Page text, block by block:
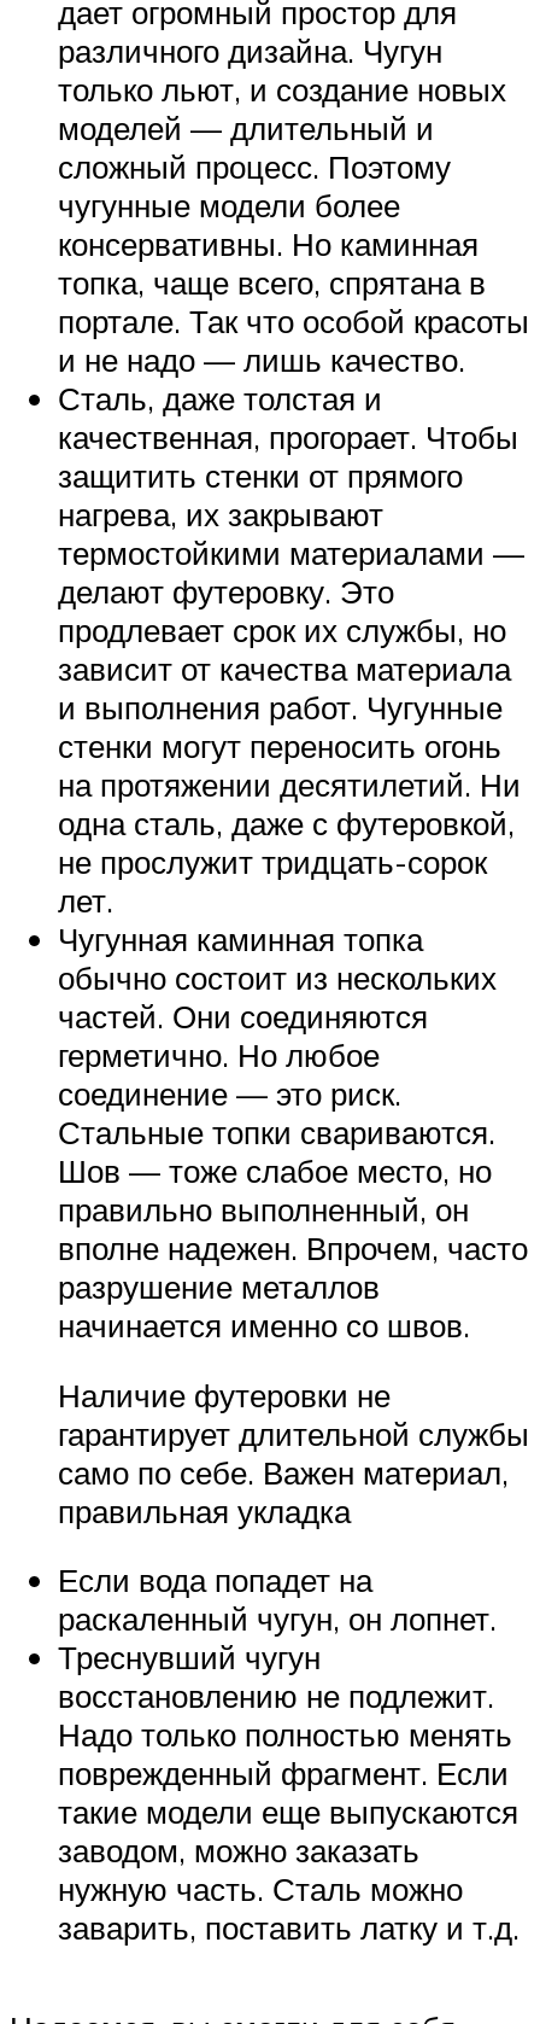
дает огромный простор для
различного дизайна. Чугун
только льют, и создание новых
моделей — длительный и
сложный процесс. Поэтому
чугунные модели более
консервативны. Но каминная
топка, чаще всего, спрятана в
портале. Так что особой красоты
и не надо — лишь качество.
Сталь, даже толстая и
качественная, прогорает. Чтобы
защитить стенки от прямого
нагрева, их закрывают
термостойкими материалами —
делают футеровку. Это
продлевает срок их службы, но
зависит от качества материала
и выполнения работ. Чугунные
стенки могут переносить огонь
на протяжении десятилетий. Ни
одна сталь, даже с футеровкой,
не прослужит тридцать-сорок
лет.
Чугунная каминная топка
обычно состоит из нескольких
частей. Они соединяются
герметично. Но любое
соединение — это риск.
Стальные топки свариваются.
Шов — тоже слабое место, но
правильно выполненный, он
вполне надежен. Впрочем, часто
разрушение металлов
начинается именно со швов.
Наличие футеровки не
гарантирует длительной службы
само по себе. Важен материал,
правильная укладка
Если вода попадет на
раскаленный чугун, он лопнет.
Треснувший чугун
восстановлению не подлежит.
Надо только полностью менять
поврежденный фрагмент. Если
такие модели еще выпускаются
заводом, можно заказать
нужную часть. Сталь можно
заварить, поставить латку и т.д.